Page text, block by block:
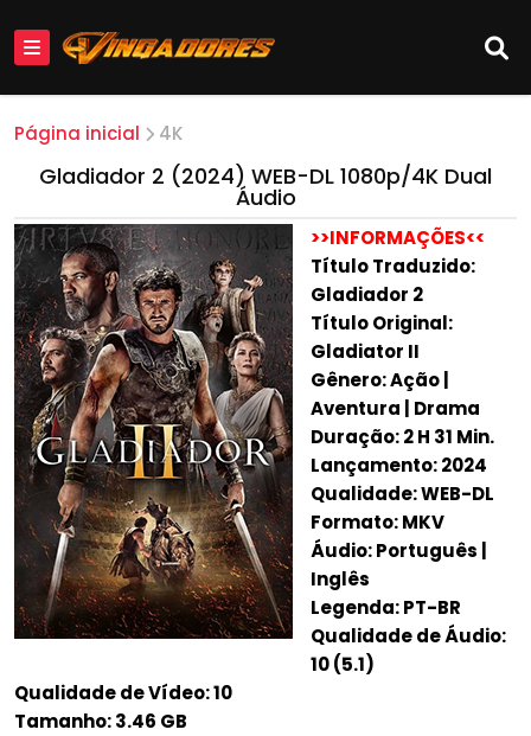
Página inicial 4K
Gladiador 2 (2024) WEB-DL 1080p/4K Dual
Áudio
>>INFORMAÇÕES<<
Título Traduzido:
Gladiador 2
Título Original:
Gladiator II
Gênero: Ação |
Aventura | Drama
Duração: 2 H 31 Min.
Lançamento: 2024
Qualidade: WEB-DL
Formato: MKV
Áudio: Português |
Inglês
Legenda: PT-BR
Qualidade de Áudio:
10 (5.1)
Qualidade de Vídeo: 10
Tamanho: 3.46 GB